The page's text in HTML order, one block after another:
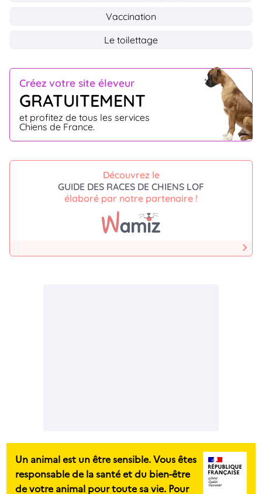
Créez votre site éleveur
GRATUITEMENT
et profitez de tous les services
Chiens de France.
Découvrez le
GUIDE DES RACES DE CHIENS LOF
élaboré par notre partenaire !
Vaccination
Le toilettage
Un animal est un être sensible. Vous êtes
responsable de la santé et du bien-être
de votre animal pour toute sa vie. Pour